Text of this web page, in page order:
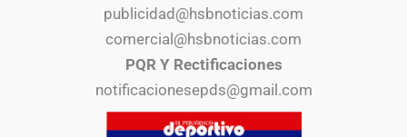
publicidad@hsbnoticias.com
comercial@hsbnoticias.com
PQR Y Rectificaciones
notificacionesepds@gmail.com